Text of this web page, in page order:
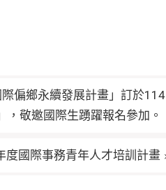
偏鄉永續發展計畫」訂於114
敬邀國際生踴躍報名參加。
度國際事務青年人才培訓計畫